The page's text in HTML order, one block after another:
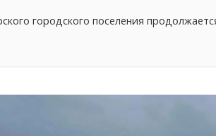
городского поселения